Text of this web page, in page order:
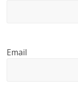
Email